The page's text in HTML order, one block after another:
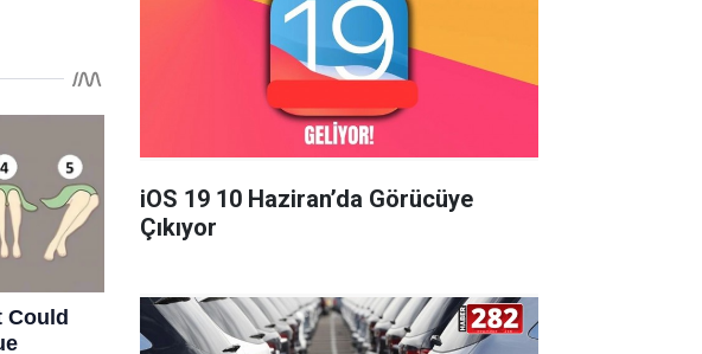
iOS 19 10 Haziran’da Görücüye
Çıkıyor